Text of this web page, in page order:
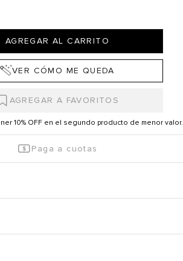
AGREGAR AL CARRITO
VER CÓMO ME QUEDA
10% OFF en el segundo producto de menor valor.
Paga a cuotas